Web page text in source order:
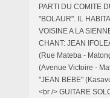
PARTI DU COMITE
"BOLAUR". IL
VOISINE A LA
CHANT: JEAN
(Rue Mateba -
(Avenue Victoire -
"JEAN BEBE"
<br /> GUITARE